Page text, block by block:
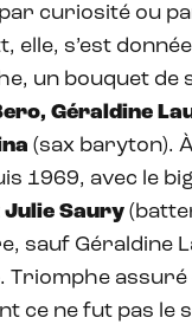
par curiosité ou
elle, s’est
un bouquet de
Géraldine
(sax baryton).
1969, avec le
Julie Saury
sauf Géraldine
Triomphe
ce ne fut pas le